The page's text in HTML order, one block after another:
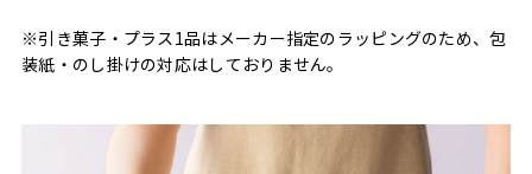
※引き菓子・プラス1品はメーカー指定のラッピングのため、包
装紙・のし掛けの対応はしておりません。